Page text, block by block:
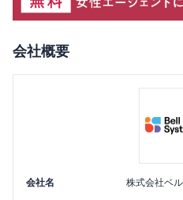
会社概要
会社名 株式会社ベ